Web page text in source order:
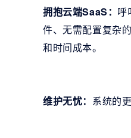
拥抱云端SaaS： 呼
件、无需配置复杂
和时间成本。
维护无忧： 系统的